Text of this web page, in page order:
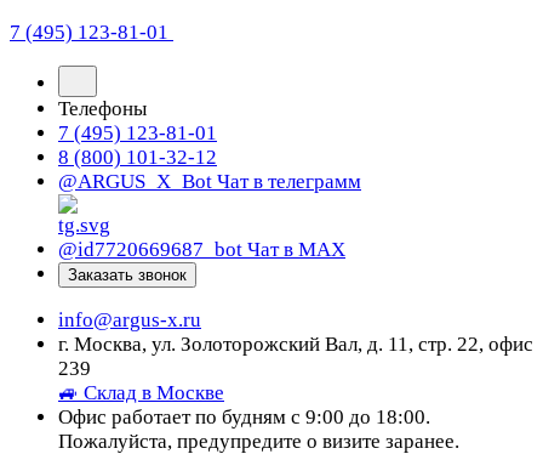
7 (495) 123-81-01
Телефоны
7 (495) 123-81-01
8 (800) 101-32-12
@ARGUS_X_Bot Чат в телеграмм
@id7720669687_bot Чат в МАХ
Заказать звонок
info@argus-x.ru
г. Москва, ул. Золоторожский Вал, д. 11, стр. 22, офис
239
🚙 Склад в Москве
Офис работает по будням с 9:00 до 18:00.
Пожалуйста, предупредите о визите заранее.